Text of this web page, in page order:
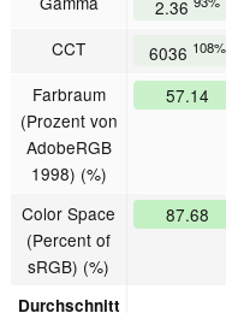
2.36
CCT 6036 108%
Farbraum
(Prozent von
AdobeRGB
1998) (%)
57.14
Color Space
(Percent of
sRGB) (%)
87.68
Durchschnitt